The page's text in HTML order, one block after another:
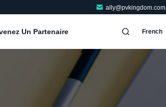
ally@pvkingdom.com
Un Partenaire French